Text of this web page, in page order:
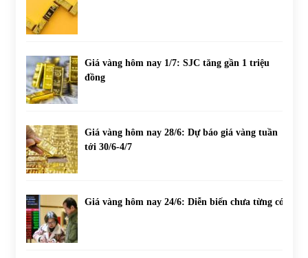
Giá vàng hôm nay 1/7: SJC tăng gần 1 triệu
đồng
Giá vàng hôm nay 28/6: Dự báo giá vàng tuần
tới 30/6-4/7
Giá vàng hôm nay 24/6: Diễn biến chưa từng có